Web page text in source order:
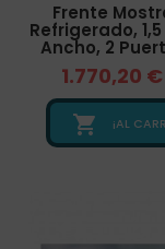
Frente
Refrigerado,
Ancho, 2
1.770,20 €
 ¡AL